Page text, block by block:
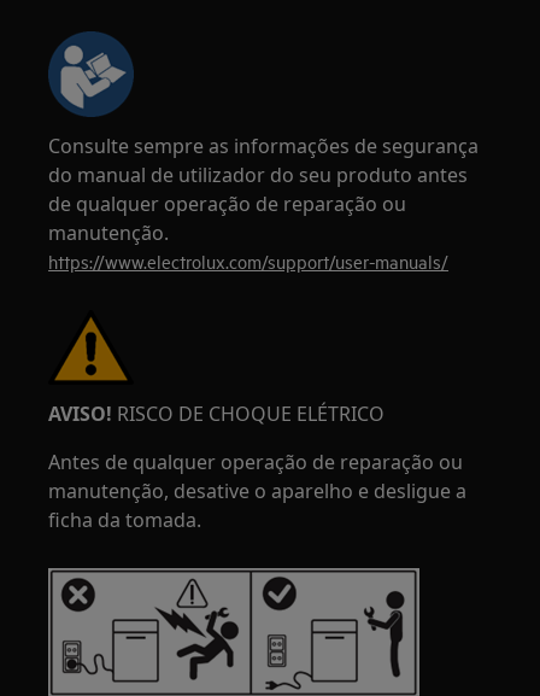
Consulte sempre as informações de segurança
do manual de utilizador do seu produto antes
de qualquer operação de reparação ou
manutenção.
https://www.electrolux.com/support/user-manuals/
AVISO! RISCO DE CHOQUE ELÉTRICO
Antes de qualquer operação de reparação ou
manutenção, desative o aparelho e desligue a
ficha da tomada.